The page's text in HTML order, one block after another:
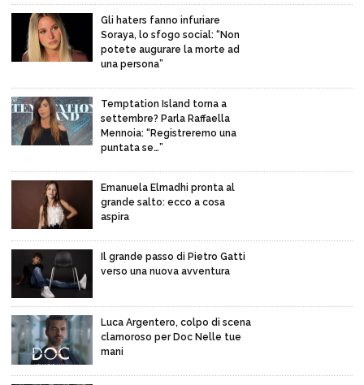
Gli haters fanno infuriare
Soraya, lo sfogo social: “Non
potete augurare la morte ad
una persona”
Temptation Island torna a
settembre? Parla Raffaella
Mennoia: “Registreremo una
puntata se…”
Emanuela Elmadhi pronta al
grande salto: ecco a cosa
aspira
Il grande passo di Pietro Gatti
verso una nuova avventura
Luca Argentero, colpo di scena
clamoroso per Doc Nelle tue
mani